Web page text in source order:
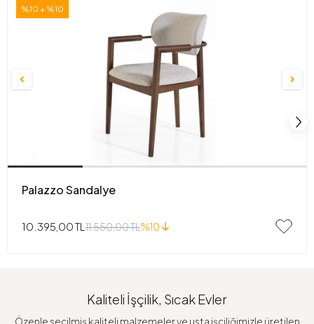
%10 + %10
Palazzo Sandalye
10.395,00 TL 11.550,00 TL%10
Kaliteli İşçilik, Sıcak Evler
Özenle seçilmiş kaliteli malzemeler ve usta işçiliğimizle üretilen